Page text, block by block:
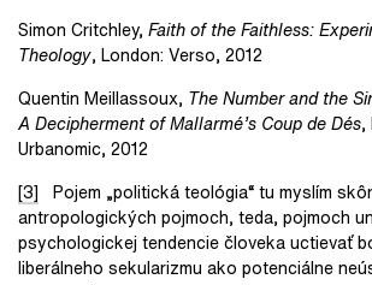
Simon Critchley, Faith of the Faithless:
Theology, London: Verso, 2012
Quentin Meillassoux, The Number and the
A Decipherment of Mallarmé’s Coup de Dés,
Urbanomic, 2012
[3] Pojem „politická teológia“ tu myslím
antropologických pojmoch, teda, pojmoch
psychologickej tendencie človeka uctievať
liberálneho sekularizmu ako potenciálne